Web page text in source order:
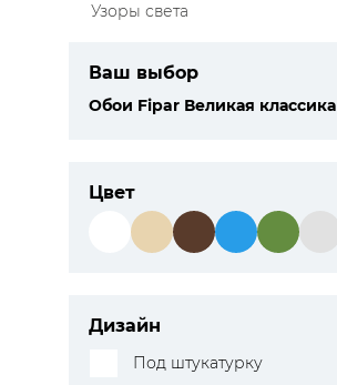
Узоры света
Ваш выбор
Обои Fipar Великая классика
Цвет
Дизайн
Под штукатурку